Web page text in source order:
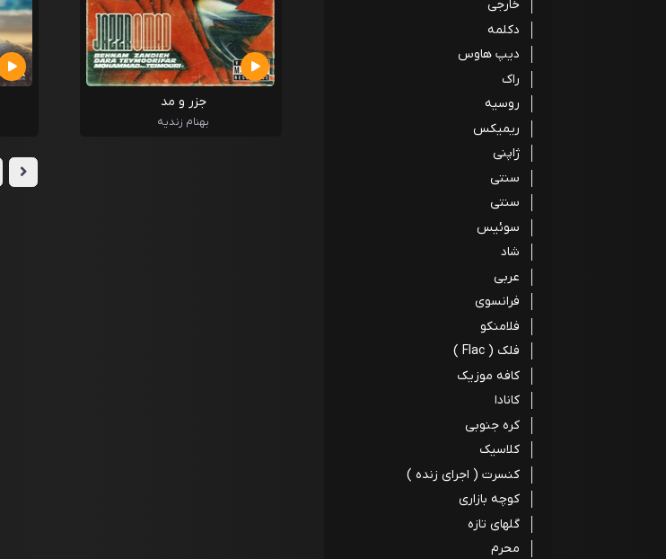
خارجی
دکلمه
دیپ هاوس
راک
روسیه
ریمیکس
ژاپنی
سنتی
سنتی
سوئیس
شاد
عربی
فرانسوی
فلامنکو
فلک ( Flac )
کافه موزیک
کانادا
کره جنوبی
کلاسیک
کنسرت ( اجرای زنده )
کوچه بازاری
گلهای تازه
محرم
جزر و مد
بهنام زندیه